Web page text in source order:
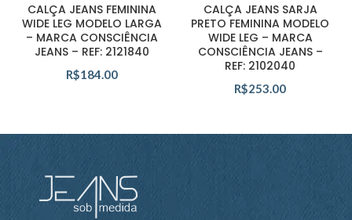
CALÇA JEANS FEMININA
WIDE LEG MODELO LARGA
– MARCA CONSCIÊNCIA
JEANS – REF: 2121840
R$184.00
CALÇA JEANS SARJA
PRETO FEMININA MODELO
WIDE LEG – MARCA
CONSCIÊNCIA JEANS –
REF: 2102040
R$253.00